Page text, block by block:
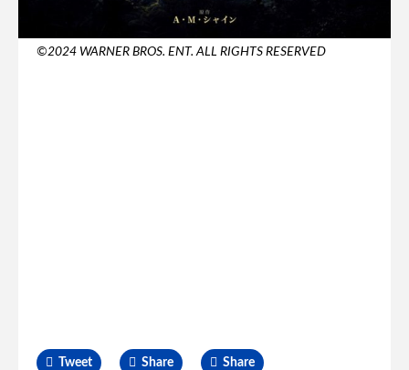
©2024 WARNER BROS. ENT. ALL RIGHTS RESERVED
Tweet Share Share